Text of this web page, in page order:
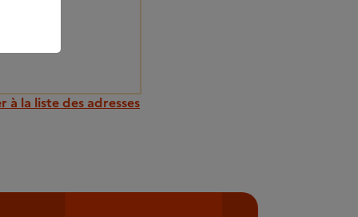
à la liste des adresses